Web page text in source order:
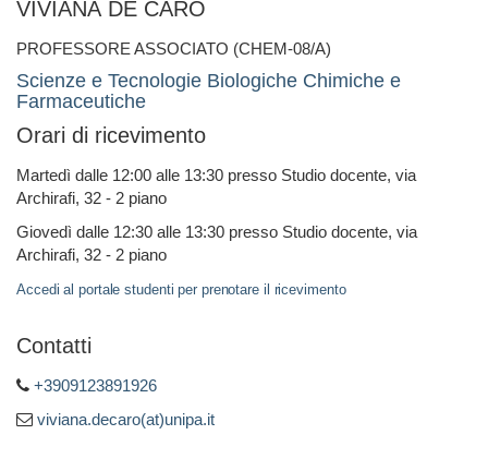
VIVIANA DE CARO
PROFESSORE ASSOCIATO (CHEM-08/A)
Scienze e Tecnologie Biologiche Chimiche e
Farmaceutiche
Orari di ricevimento
Martedì dalle 12:00 alle 13:30 presso Studio docente, via
Archirafi, 32 - 2 piano
Giovedì dalle 12:30 alle 13:30 presso Studio docente, via
Archirafi, 32 - 2 piano
Accedi al portale studenti per prenotare il ricevimento
Contatti
+3909123891926
viviana.decaro(at)unipa.it